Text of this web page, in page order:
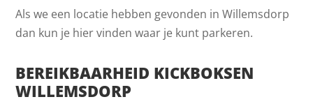
Als we een locatie hebben gevonden in Willemsdorp
dan kun je hier vinden waar je kunt parkeren.
BEREIKBAARHEID KICKBOKSEN
WILLEMSDORP